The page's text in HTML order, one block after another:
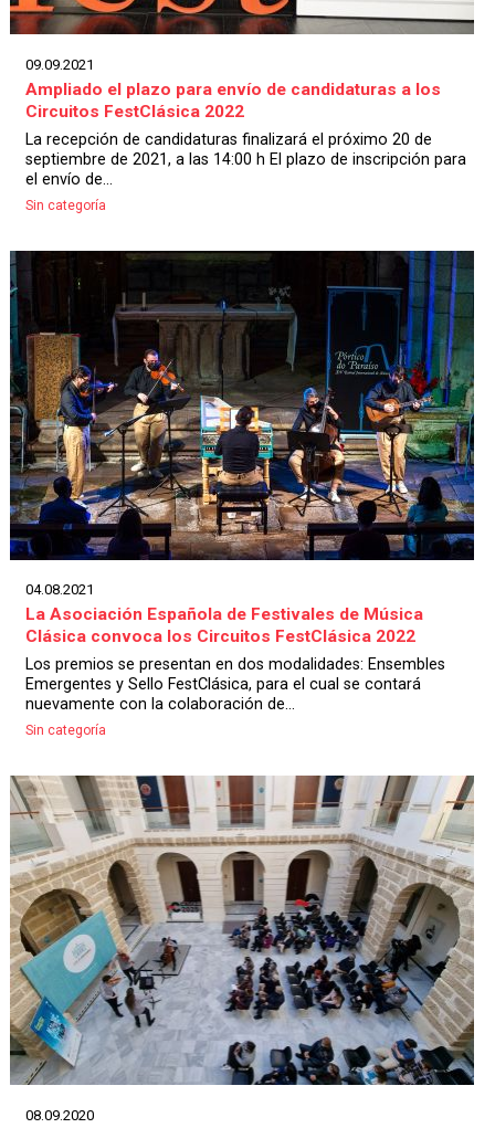
09.09.2021
Ampliado el plazo para envío de candidaturas a los
Circuitos FestClásica 2022
La recepción de candidaturas finalizará el próximo 20 de
septiembre de 2021, a las 14:00 h El plazo de inscripción para
el envío de...
Sin categoría
04.08.2021
La Asociación Española de Festivales de Música
Clásica convoca los Circuitos FestClásica 2022
Los premios se presentan en dos modalidades: Ensembles
Emergentes y Sello FestClásica, para el cual se contará
nuevamente con la colaboración de...
Sin categoría
08.09.2020